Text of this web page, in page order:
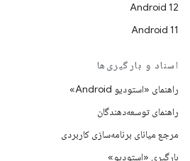
Android 12
Android 11
اسناد و بارگیری‌ها
راهنمای «استودیو Android»
راهنمای توسعه‌دهندگان
مرجع میانای برنامه‌سازی کاربردی
بارگیری «استودیو»